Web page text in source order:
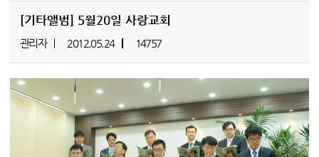
[기타앨범] 5월20일 사랑교회
관리자 2012.05.24 14757